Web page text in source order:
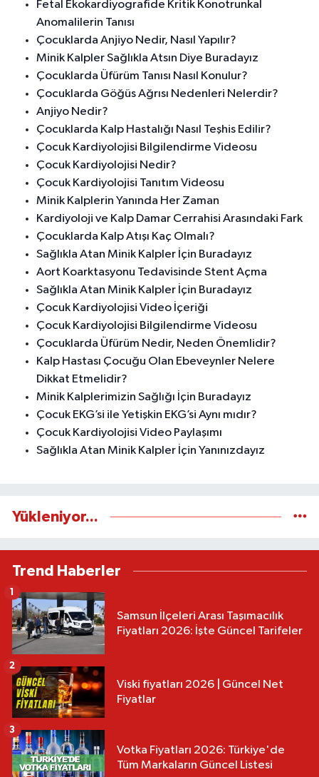
Fetal Ekokardiyografide Kritik Konotrunkal
Anomalilerin Tanısı
Çocuklarda Anjiyo Nedir, Nasıl Yapılır?
Minik Kalpler Sağlıkla Atsın Diye Buradayız
Çocuklarda Üfürüm Tanısı Nasıl Konulur?
Çocuklarda Göğüs Ağrısı Nedenleri Nelerdir?
Anjiyo Nedir?
Çocuklarda Kalp Hastalığı Nasıl Teşhis Edilir?
Çocuk Kardiyolojisi Bilgilendirme Videosu
Çocuk Kardiyolojisi Nedir?
Çocuk Kardiyolojisi Tanıtım Videosu
Minik Kalplerin Yanında Her Zaman
Kardiyoloji ve Kalp Damar Cerrahisi Arasındaki Fark
Çocuklarda Kalp Atışı Kaç Olmalı?
Sağlıkla Atan Minik Kalpler İçin Buradayız
Aort Koarktasyonu Tedavisinde Stent Açma
Sağlıkla Atan Minik Kalpler İçin Buradayız
Çocuk Kardiyolojisi Video İçeriği
Çocuk Kardiyolojisi Bilgilendirme Videosu
Çocuklarda Üfürüm Nedir, Neden Önemlidir?
Kalp Hastası Çocuğu Olan Ebeveynler Nelere
Dikkat Etmelidir?
Minik Kalplerimizin Sağlığı İçin Buradayız
Çocuk EKG’si ile Yetişkin EKG’si Aynı mıdır?
Çocuk Kardiyolojisi Video Paylaşımı
Sağlıkla Atan Minik Kalpler İçin Yanınızdayız
Yükleniyor...
Trend Haberler
Samsun İlçeleri Arası Taşımacılık
Fiyatları 2026: İşte Güncel Tarifeler
1
Viski fiyatları 2026 | Güncel Net
Fiyatlar
2
Votka Fiyatları 2026: Türkiye'de
Tüm Markaların Güncel Listesi
3